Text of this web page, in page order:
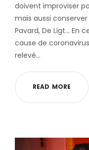
doivent improviser
mais aussi
Pavard, De Ligt… En
cause de
relevé…
READ MORE